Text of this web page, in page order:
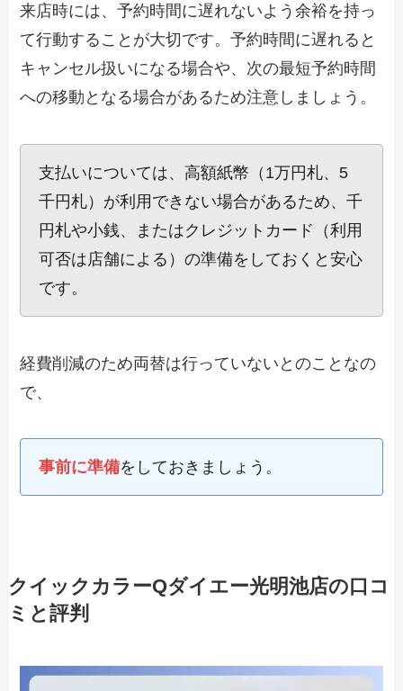
来店時には、予約時間に遅れないよう余裕を持っ
て行動することが大切です。予約時間に遅れると
キャンセル扱いになる場合や、次の最短予約時間
への移動となる場合があるため注意しましょう。
支払いについては、高額紙幣（1万円札、5
千円札）が利用できない場合があるため、千
円札や小銭、またはクレジットカード（利用
可否は店舗による）の準備をしておくと安心
です。
経費削減のため両替は行っていないとのことなの
で、
事前に準備をしておきましょう。
クイックカラーQダイエー光明池店の口コ
ミと評判